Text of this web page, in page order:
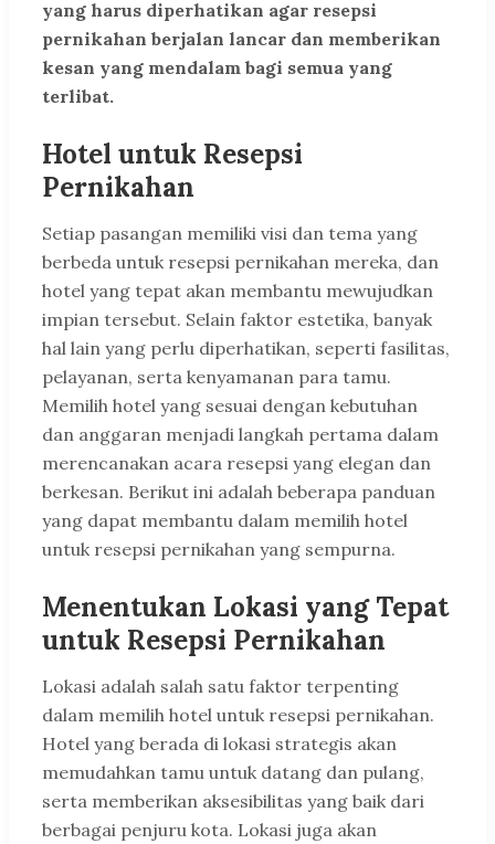
yang harus diperhatikan agar resepsi
pernikahan berjalan lancar dan memberikan
kesan yang mendalam bagi semua yang
terlibat.
Hotel untuk Resepsi
Pernikahan
Setiap pasangan memiliki visi dan tema yang
berbeda untuk resepsi pernikahan mereka, dan
hotel yang tepat akan membantu mewujudkan
impian tersebut. Selain faktor estetika, banyak
hal lain yang perlu diperhatikan, seperti fasilitas,
pelayanan, serta kenyamanan para tamu.
Memilih hotel yang sesuai dengan kebutuhan
dan anggaran menjadi langkah pertama dalam
merencanakan acara resepsi yang elegan dan
berkesan. Berikut ini adalah beberapa panduan
yang dapat membantu dalam memilih hotel
untuk resepsi pernikahan yang sempurna.
Menentukan Lokasi yang Tepat
untuk Resepsi Pernikahan
Lokasi adalah salah satu faktor terpenting
dalam memilih hotel untuk resepsi pernikahan.
Hotel yang berada di lokasi strategis akan
memudahkan tamu untuk datang dan pulang,
serta memberikan aksesibilitas yang baik dari
berbagai penjuru kota. Lokasi juga akan